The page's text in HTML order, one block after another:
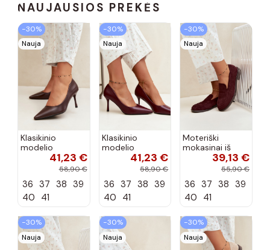
NAUJAUSIOS PREKĖS
−30%
Nauja
Klasikinio
modelio
aukštakulniai
šokolado
spalvos Nesha
41,23 €
58,90 €
36 37 38 39
40 41
−30%
Nauja
Klasikinio
modelio
aukštakulniai
bordo spalvos
Nesha
41,23 €
58,90 €
36 37 38 39
40 41
−30%
Nauja
Moteriški
mokasinai iš
dirbtinės
zomšos, bordo
39,13 €
55,90 €
36 37 38 39
40 41
−30%
Nauja
−30%
Nauja
−30%
Nauja